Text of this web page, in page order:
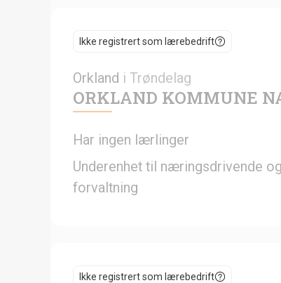
Ikke registrert som lærebedrift
Orkland i Trøndelag
ORKLAND KOMMUNE
Har ingen lærlinger
Underenhet til næringsdrivende
forvaltning
Ikke registrert som lærebedrift